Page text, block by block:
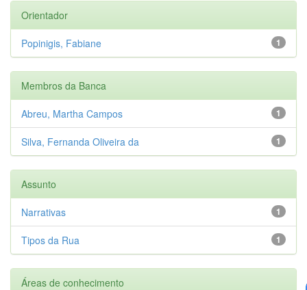
Orientador
1
Popinigis, Fabiane
Membros da Banca
1
Abreu, Martha Campos
1
Silva, Fernanda Oliveira da
Assunto
1
Narrativas
1
Tipos da Rua
Áreas de conhecimento